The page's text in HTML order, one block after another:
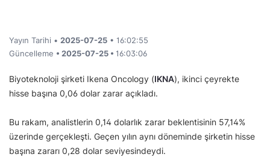
Yayın Tarihi • 2025-07-25 • 16:02:55
Güncelleme • 2025-07-25 • 16:03:06
Biyoteknoloji şirketi Ikena Oncology (IKNA), ikinci çeyrekte
hisse başına 0,06 dolar zarar açıkladı.
Bu rakam, analistlerin 0,14 dolarlık zarar beklentisinin 57,14%
üzerinde gerçekleşti. Geçen yılın aynı döneminde şirketin hisse
başına zararı 0,28 dolar seviyesindeydi.